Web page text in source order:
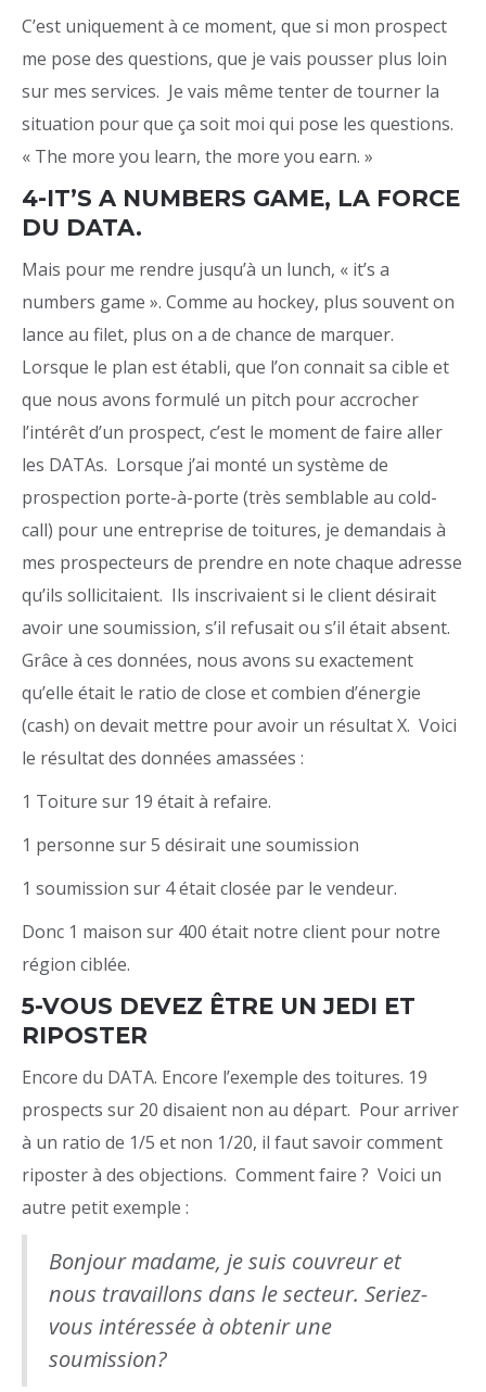
C’est uniquement à ce moment, que si mon prospect
me pose des questions, que je vais pousser plus loin
sur mes services. Je vais même tenter de tourner la
situation pour que ça soit moi qui pose les questions.
« The more you learn, the more you earn. »
4-IT’S A NUMBERS GAME, LA FORCE
DU DATA.
Mais pour me rendre jusqu’à un lunch, « it’s a
numbers game ». Comme au hockey, plus souvent on
lance au filet, plus on a de chance de marquer.
Lorsque le plan est établi, que l’on connait sa cible et
que nous avons formulé un pitch pour accrocher
l’intérêt d’un prospect, c’est le moment de faire aller
les DATAs. Lorsque j’ai monté un système de
prospection porte-à-porte (très semblable au cold-
call) pour une entreprise de toitures, je demandais à
mes prospecteurs de prendre en note chaque adresse
qu’ils sollicitaient. Ils inscrivaient si le client désirait
avoir une soumission, s’il refusait ou s’il était absent.
Grâce à ces données, nous avons su exactement
qu’elle était le ratio de close et combien d’énergie
(cash) on devait mettre pour avoir un résultat X. Voici
le résultat des données amassées :
1 Toiture sur 19 était à refaire.
1 personne sur 5 désirait une soumission
1 soumission sur 4 était closée par le vendeur.
Donc 1 maison sur 400 était notre client pour notre
région ciblée.
5-VOUS DEVEZ ÊTRE UN JEDI ET
RIPOSTER
Encore du DATA. Encore l’exemple des toitures. 19
prospects sur 20 disaient non au départ. Pour arriver
à un ratio de 1/5 et non 1/20, il faut savoir comment
riposter à des objections. Comment faire ? Voici un
autre petit exemple :
Bonjour madame, je suis couvreur et
nous travaillons dans le secteur. Seriez-
vous intéressée à obtenir une
soumission?